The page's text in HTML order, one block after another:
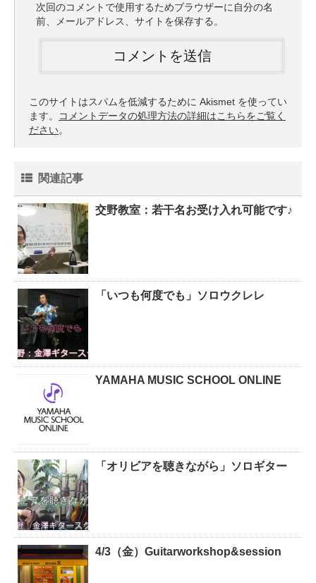
次回のコメントで使用するためブラウザーに自分の名
前、メールアドレス、サイトを保存する。
このサイトはスパムを低減するために Akismet を使ってい
ます。
コメントデータの処理方法の詳細はこちらをご覧く
ださい。
関連記事
交野教室：若干名お受け入れ可能です♪
「いつも何度でも」ソロウクレレ
YAMAHA MUSIC SCHOOL ONLINE
「オリビアを聴きながら」ソロギター
4/3（金）Guitarworkshop&session